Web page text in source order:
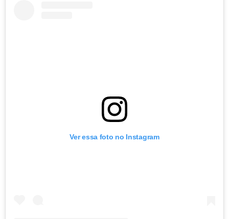
Ver essa foto no Instagram